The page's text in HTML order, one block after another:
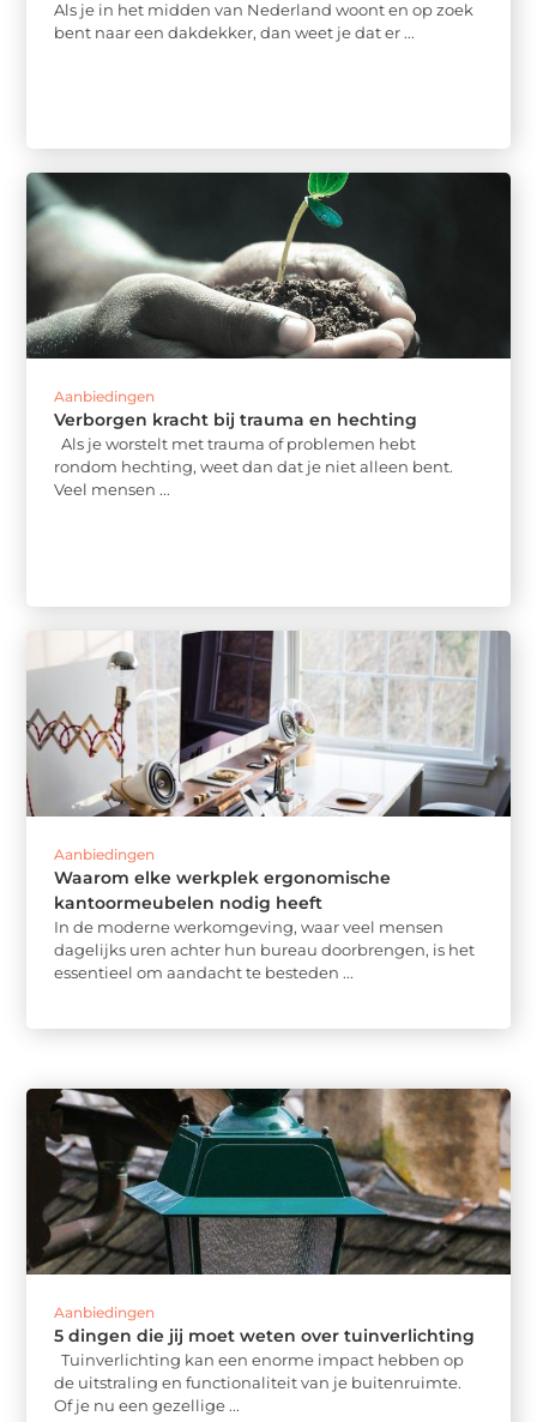
Als je in het midden van Nederland woont en op zoek
bent naar een dakdekker, dan weet je dat er ...
Aanbiedingen
Verborgen kracht bij trauma en hechting
Als je worstelt met trauma of problemen hebt
rondom hechting, weet dan dat je niet alleen bent.
Veel mensen ...
Aanbiedingen
Waarom elke werkplek ergonomische
kantoormeubelen nodig heeft
In de moderne werkomgeving, waar veel mensen
dagelijks uren achter hun bureau doorbrengen, is het
essentieel om aandacht te besteden ...
Aanbiedingen
5 dingen die jij moet weten over tuinverlichting
Tuinverlichting kan een enorme impact hebben op
de uitstraling en functionaliteit van je buitenruimte.
Of je nu een gezellige ...